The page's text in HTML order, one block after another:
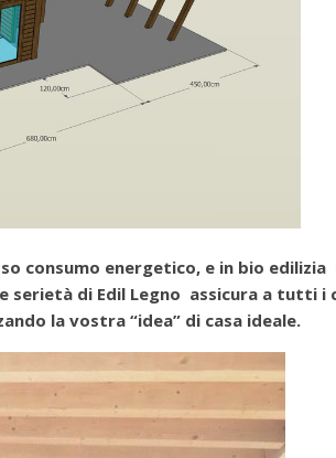
consumo energetico, e in bio
di Edil Legno assicura a tutti i
la vostra “idea” di casa ideale.